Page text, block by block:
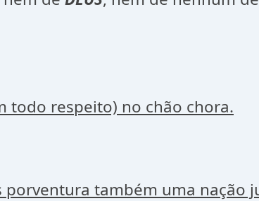
todo respeito) no chão chora.
porventura também uma nação